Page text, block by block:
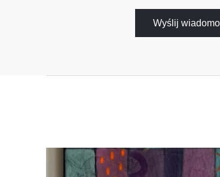
Wyślij